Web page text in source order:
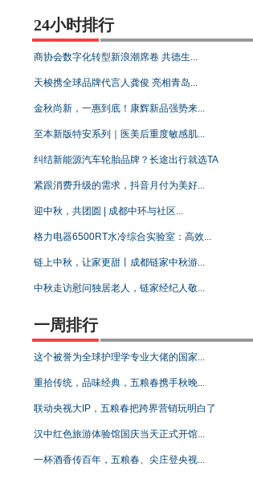
24小时排行
商协会数字化转型新浪潮席卷 共德生...
天梭携全球品牌代言人龚俊 亮相青岛...
金秋尚新，一惠到底！康辉新品强势来...
至本新版特安系列｜医美后重度敏感肌...
纠结新能源汽车轮胎品牌？长途出行就选TA
紧跟消费升级的需求，抖音月付为美好...
迎中秋，共团圆 | 成都中环与社区...
格力电器6500RT水冷综合实验室：高效...
链上中秋，让家更甜丨成都链家中秋游...
中秋走访慰问独居老人，链家经纪人敬...
一周排行
这个被誉为全球护理学专业大佬的国家...
重拾传统，品味经典，五粮春携手秋晚...
联动央视大IP，五粮春把跨界营销玩明白了
汉中红色旅游体验馆国庆当天正式开馆...
一杯酒香传百年，五粮春、尖庄登央视...